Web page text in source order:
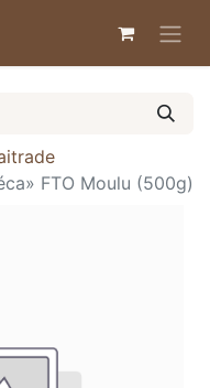
FTO Moulu (500g)